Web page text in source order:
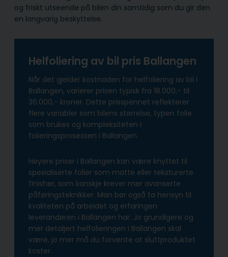
og friskt utseende på bilen din samtidig som du gir den
en langvarig beskyttelse.
Helfoliering av bil pris Ballangen
Når det gjelder kostnaden for helfoliering av bil i
Ballangen, varierer prisen typisk fra 18.000,- til
36.000,- kroner. Dette prisspennet reflekterer
flere variabler som bilens størrelse, typen folie
som brukes og kompleksiteten i
folieringsprosessen i Ballangen.
Høyere priser i Ballangen kan være knyttet til
spesialiserte folier som matte eller teksturerte
finisher, som kanskje krever mer avanserte
påføringsteknikker. Man bør også ta hensyn til
kvaliteten på arbeidet og erfaringen
leverandøren i Ballangen har. Jo grundigere og
mer detaljert helfolieringen i Ballangen skal
være, jo mer må du forvente at sluttproduktet
koster.